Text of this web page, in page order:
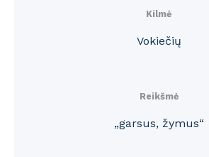
Kilmė
Vokiečių
Reikšmė
„garsus, žymus“